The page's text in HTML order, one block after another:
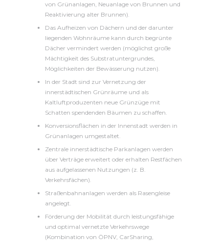
von Grünanlagen, Neuanlage von Brunnen und
Reaktivierung alter Brunnen).
Das Aufheizen von Dächern und der darunter
liegenden Wohnräume kann durch begrünte
Dächer vermindert werden (möglichst große
Mächtigkeit des Substratuntergrundes,
Möglichkeiten der Bewässerung nutzen).
In der Stadt sind zur Vernetzung der
innerstädtischen Grünräume und als
Kaltluftproduzenten neue Grünzüge mit
Schatten spendenden Bäumen zu schaffen.
Konversionsflächen in der Innenstadt werden in
Grünanlagen umgestaltet.
Zentrale innerstädtische Parkanlagen werden
über Verträge erweitert oder erhalten Restfächen
aus aufgelassenen Nutzungen (z. B.
Verkehrsfächen).
Straßenbahnanlagen werden als Rasengleise
angelegt.
Förderung der Mobilität durch leistungsfähige
und optimal vernetzte Verkehrswege
(Kombination von ÖPNV, CarSharing,